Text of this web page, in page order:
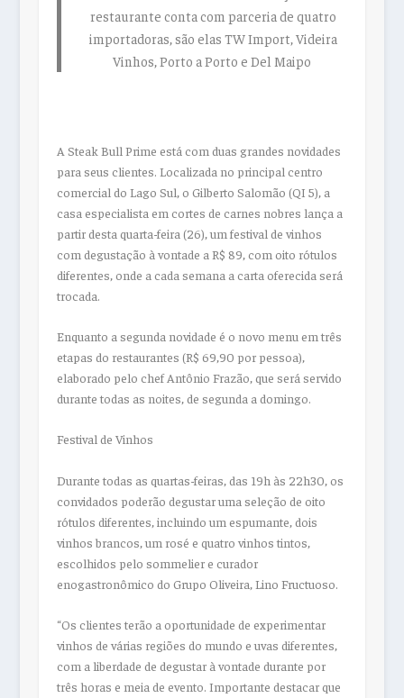
restaurante conta com parceria de quatro
importadoras, são elas TW Import, Videira
Vinhos, Porto a Porto e Del Maipo
A Steak Bull Prime está com duas grandes novidades
para seus clientes. Localizada no principal centro
comercial do Lago Sul, o Gilberto Salomão (QI 5), a
casa especialista em cortes de carnes nobres lança a
partir desta quarta-feira (26), um festival de vinhos
com degustação à vontade a R$ 89, com oito rótulos
diferentes, onde a cada semana a carta oferecida será
trocada.
Enquanto a segunda novidade é o novo menu em três
etapas do restaurantes (R$ 69,90 por pessoa),
elaborado pelo chef Antônio Frazão, que será servido
durante todas as noites, de segunda a domingo.
Festival de Vinhos
Durante todas as quartas-feiras, das 19h às 22h30, os
convidados poderão degustar uma seleção de oito
rótulos diferentes, incluindo um espumante, dois
vinhos brancos, um rosé e quatro vinhos tintos,
escolhidos pelo sommelier e curador
enogastronômico do Grupo Oliveira, Lino Fructuoso.
“Os clientes terão a oportunidade de experimentar
vinhos de várias regiões do mundo e uvas diferentes,
com a liberdade de degustar à vontade durante por
três horas e meia de evento. Importante destacar que